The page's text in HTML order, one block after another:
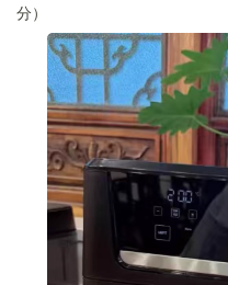
分）